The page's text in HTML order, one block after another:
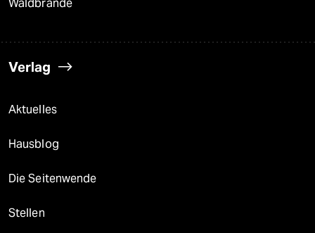
Waldbrände
Verlag
Aktuelles
Hausblog
Die Seitenwende
Stellen